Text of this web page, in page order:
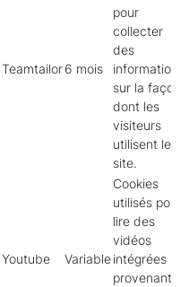
Teamtailor6 mois
pour
collecter
des
informations
sur la façon
dont les
visiteurs
utilisent le
site.
Youtube Variable
Cookies
utilisés pour
lire des
vidéos
intégrées
provenant